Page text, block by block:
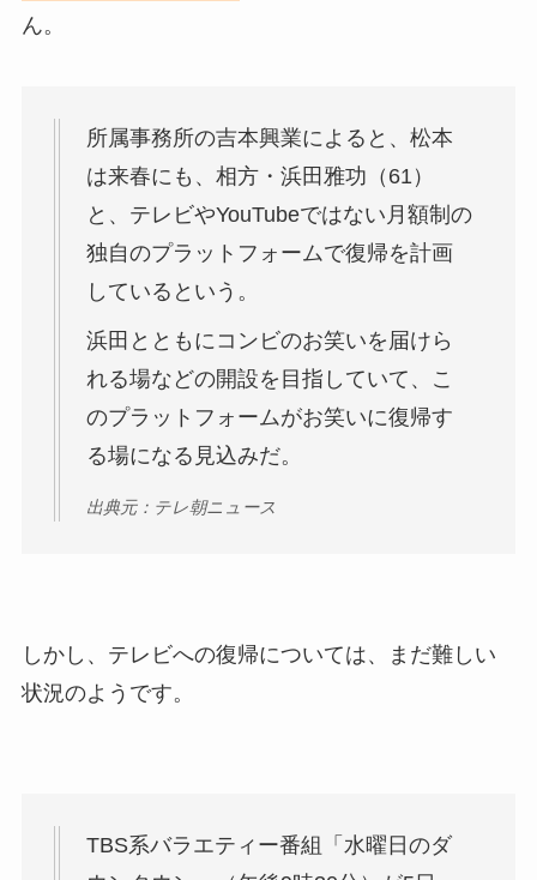
ん。
所属事務所の吉本興業によると、松本
は来春にも、相方・浜田雅功（61）
と、テレビやYouTubeではない月額制の
独自のプラットフォームで復帰を計画
しているという。
浜田とともにコンビのお笑いを届けら
れる場などの開設を目指していて、こ
のプラットフォームがお笑いに復帰す
る場になる見込みだ。
出典元：テレ朝ニュース
しかし、テレビへの復帰については、まだ難しい
状況のようです。
TBS系バラエティー番組「水曜日のダ